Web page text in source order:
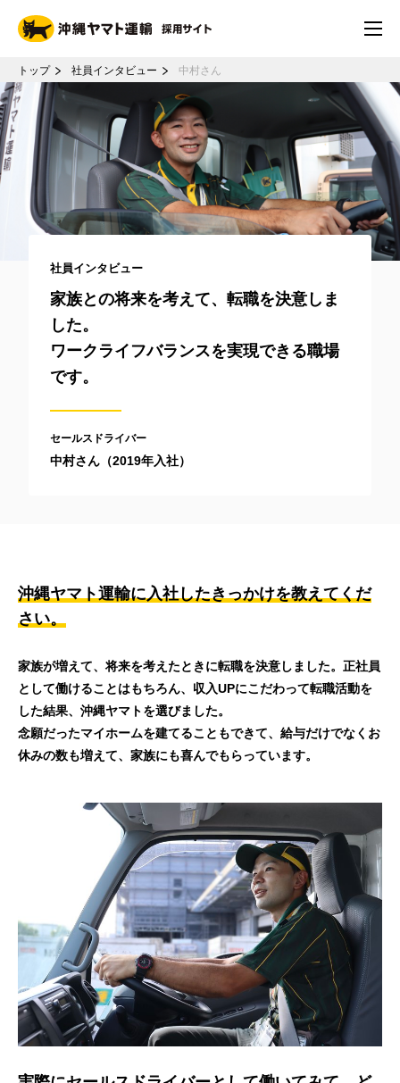
トップ 社員インタビュー 中村さん
社員インタビュー
家族との将来を考えて、転職を決意しま
した。
ワークライフバランスを実現できる職場
です。
セールスドライバー
中村さん（2019年入社）
沖縄ヤマト運輸に入社したきっかけを教えてくだ
さい。
家族が増えて、将来を考えたときに転職を決意しました。正社員
として働けることはもちろん、収入UPにこだわって転職活動を
した結果、沖縄ヤマトを選びました。
念願だったマイホームを建てることもできて、給与だけでなくお
休みの数も増えて、家族にも喜んでもらっています。